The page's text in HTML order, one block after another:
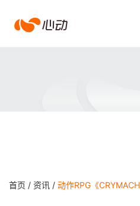
爱搜索结果
首页 / 资讯 /